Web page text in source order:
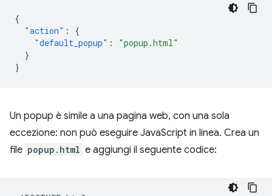
{
"action" :
{
"default_popup" :
"popup.html"
}
}
Un popup è simile a una pagina web, con una sola
eccezione: non può eseguire JavaScript in linea. Crea un
file popup.html e aggiungi il seguente codice: